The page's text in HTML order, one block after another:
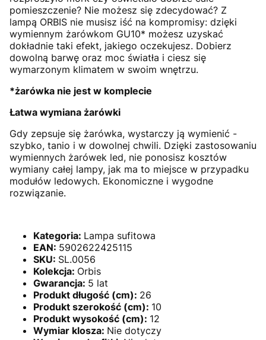
pomieszczenie? Nie możesz się zdecydować? Z
lampą ORBIS nie musisz iść na kompromisy: dzięki
wymiennym żarówkom GU10* możesz uzyskać
dokładnie taki efekt, jakiego oczekujesz. Dobierz
dowolną barwę oraz moc światła i ciesz się
wymarzonym klimatem w swoim wnętrzu.
*żarówka nie jest w komplecie
Łatwa wymiana żarówki
Gdy zepsuje się żarówka, wystarczy ją wymienić -
szybko, tanio i w dowolnej chwili. Dzięki zastosowaniu
wymiennych żarówek led, nie ponosisz kosztów
wymiany całej lampy, jak ma to miejsce w przypadku
modułów ledowych. Ekonomiczne i wygodne
rozwiązanie.
Kategoria: Lampa sufitowa
EAN: 5902622425115
SKU: SL.0056
Kolekcja: Orbis
Gwarancja: 5 lat
Produkt długość (cm): 26
Produkt szerokość (cm): 10
Produkt wysokość (cm): 12
Wymiar klosza: Nie dotyczy